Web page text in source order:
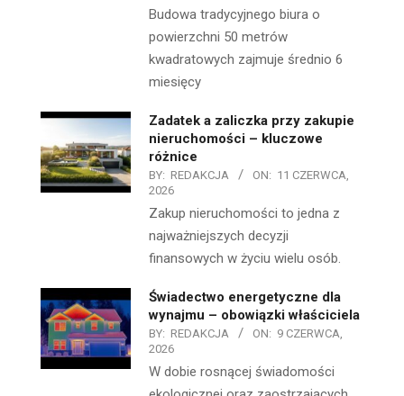
Budowa tradycyjnego biura o
powierzchni 50 metrów
kwadratowych zajmuje średnio 6
miesięcy
Zadatek a zaliczka przy zakupie
nieruchomości – kluczowe
różnice
BY: REDAKCJA ON: 11 CZERWCA,
2026
Zakup nieruchomości to jedna z
najważniejszych decyzji
finansowych w życiu wielu osób.
Świadectwo energetyczne dla
wynajmu – obowiązki właściciela
BY: REDAKCJA ON: 9 CZERWCA,
2026
W dobie rosnącej świadomości